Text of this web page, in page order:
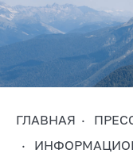
ГЛАВНАЯ